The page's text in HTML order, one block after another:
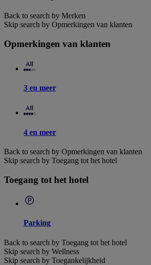
Back to search by Merken
Skip search by Opmerkingen van klanten
Opmerkingen van klanten
3 en meer
4 en meer
Back to search by Opmerkingen van klanten
Skip search by Toegang tot het hotel
Toegang tot het hotel
Parking
Back to search by Toegang tot het hotel
Skip search by Wellness
Skip search by Toegankelijkheid